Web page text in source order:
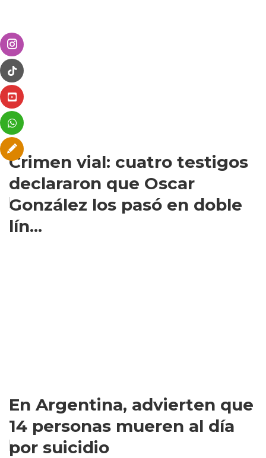
Crimen vial: cuatro testigos
declararon que Oscar
González los pasó en doble
lín...
En Argentina, advierten que
14 personas mueren al día
por suicidio